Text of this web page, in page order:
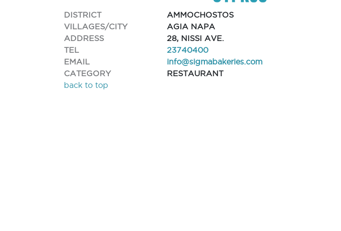
DISTRICT
AMMOCHOSTOS
VILLAGES/CITY
AGIA NAPA
ADDRESS
28, NISSI AVE.
TEL
23740400
EMAIL
info@sigmabakeries.com
CATEGORY
RESTAURANT
back to top